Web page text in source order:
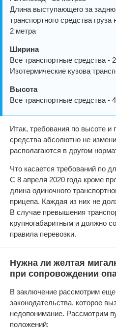
Длина выступающего за
транспортного средства
2 метра
Ширина
Все транспортные средства -
Изотермические кузова
Высота
Все транспортные средства -
Итак, требования по высоте и
средства абсолютно не
располагаются в другом
Что касается требований по
С 8 апреля 2020 года кроме
длина одиночного
прицепа. Каждая из них не
В случае превышения
крупногабаритным и должно
правила перевозки.
Нужна ли желтая
при сопровождении
В заключение рассмотрим
законодательства, которое
недопонимание. Рассмотрим
положений: